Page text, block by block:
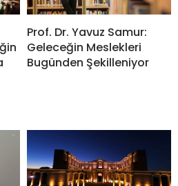
Prof. Dr. Yavuz Samur:
Geleceğin Meslekleri
Bugünden Şekilleniyor